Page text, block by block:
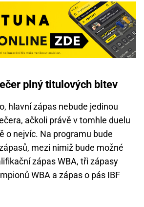
plný titulových bitev
hlavní zápas nebude jedinou
ačkoli právě v tomhle duelu
o nejvíc. Na programu bude
mezi nimiž bude možné
zápas WBA, tři zápasy
WBA a zápas o pás IBF